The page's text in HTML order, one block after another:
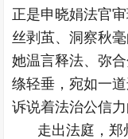
正是申晓娟法官
丝剥茧、洞察秋
她温言释法、弥
绦轻垂，宛如一
诉说着法治公信力
走出法庭，